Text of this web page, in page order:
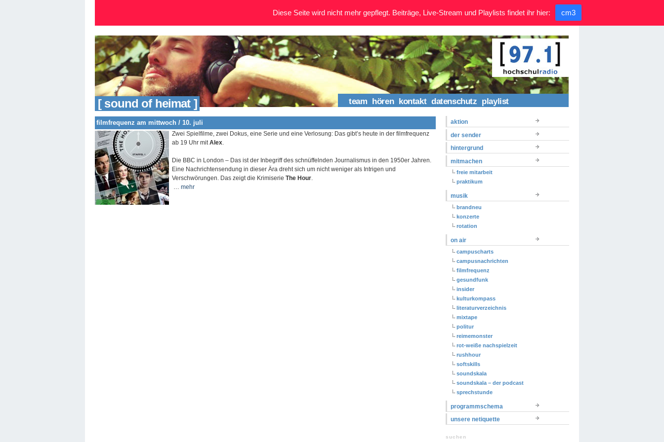
[ sound of heimat ] team hören kontakt datenschutz playlist
filmfrequenz am mittwoch / 10. juli
Zwei Spielfilme, zwei Dokus, eine Serie und eine Verlosung: Das gibt’s heute in der filmfrequenz
ab 19 Uhr mit Alex
Die BBC in London – Das ist der Inbegriff des schnüffelnden Journalismus in den 1950er Jahren.
Eine Nachrichtensendung in dieser Ära dreht sich um nicht weniger als Intrigen und
Verschwörungen. Das zeigt die Krimiserie The Hour
mehr
aktion
der sender
hintergrund
mitmachen
freie mitarbeit
praktikum
musik
brandneu
konzerte
rotation
on air
campuscharts
campusnachrichten
filmfrequenz
gesundfunk
insider
kulturkompass
literaturverzeichnis
mixtape
politur
reimemonster
rot-weiße nachspielzeit
rushhour
softskills
soundskala
soundskala – der podcast
sprechstunde
programmschema
unsere netiquette
suchen
Diese Seite wird nicht mehr gepflegt. Beiträge, Live-Stream und Playlists findet ihr hier: cm3